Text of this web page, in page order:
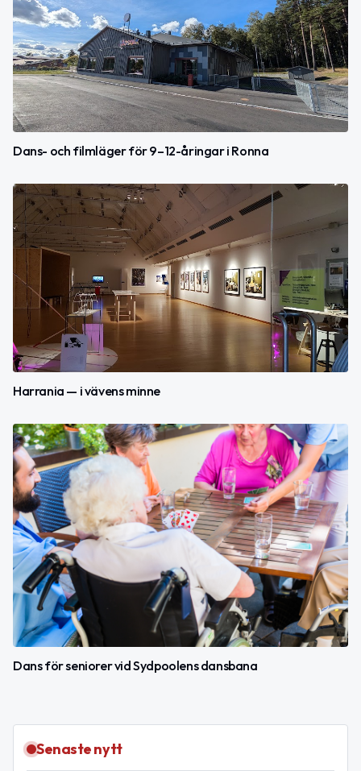
Dans- och filmläger för 9–12-åringar i Ronna
Harrania — i vävens minne
Dans för seniorer vid Sydpoolens dansbana
Senaste nytt